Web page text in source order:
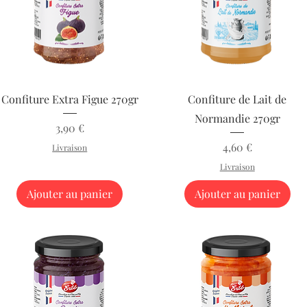
Aperçu rapide
Confiture Extra Figue 270gr
Prix
3,90 €
Livraison
Ajouter au panier
Aperçu rapide
Confiture de Lait de
Normandie 270gr
Prix
4,60 €
Livraison
Ajouter au panier